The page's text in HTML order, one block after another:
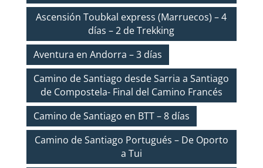
Ascensión Toubkal express (Marruecos) – 4
días – 2 de Trekking
Aventura en Andorra – 3 días
Camino de Santiago desde Sarria a Santiago
de Compostela- Final del Camino Francés
Camino de Santiago en BTT – 8 días
Camino de Santiago Portugués – De Oporto
a Tui